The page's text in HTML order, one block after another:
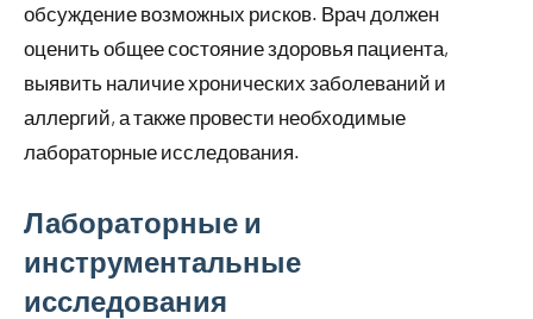
обсуждение возможных рисков. Врач должен
оценить общее состояние здоровья пациента,
выявить наличие хронических заболеваний и
аллергий, а также провести необходимые
лабораторные исследования.
Лабораторные и
инструментальные
исследования